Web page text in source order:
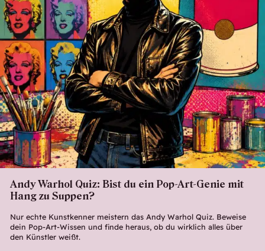
Andy Warhol Quiz: Bist du ein Pop-Art-Genie mit
Hang zu Suppen?
Nur echte Kunstkenner meistern das Andy Warhol Quiz. Beweise
dein Pop-Art-Wissen und finde heraus, ob du wirklich alles über
den Künstler weißt.